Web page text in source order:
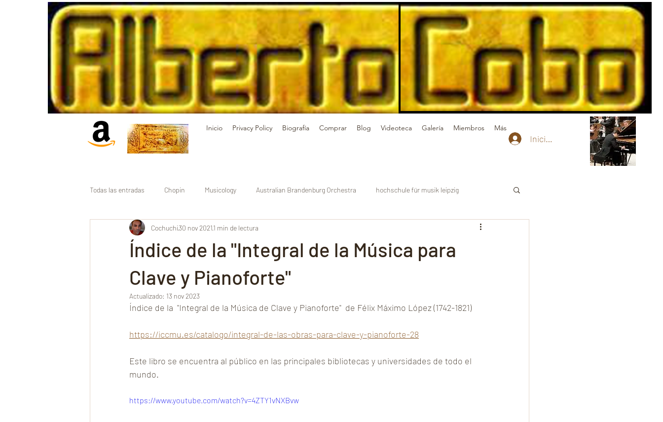
Inicio Privacy Policy Biografía Comprar Blog Videoteca Galería Miembros Más
Iniciar sesión
Todas las entradas Chopin Musicology Australian Brandenburg Orchestra hochschule für musik leipzig
Alte musik 東京音楽大学 Recordings Musikwissenschaft
Sidney Opera House 日本音楽大学 Opera Bastille Reflexiones Opera Ancient Music
Índice de la "Integral de la Música para
Clave y Pianoforte"
Cochuchi30 nov 20211 min de lectura
Actualizado: 13 nov 2023
Índice de la  "Integral de la Música de Clave y Pianoforte"  de Félix Máximo López (1742-1821)
https://iccmu.es/catalogo/integral-de-las-obras-para-clave-y-pianoforte-28
Este libro se encuentra al público en las principales bibliotecas y universidades de todo el
mundo.
https://www.youtube.com/watch?v=4ZTY1vNXBvw